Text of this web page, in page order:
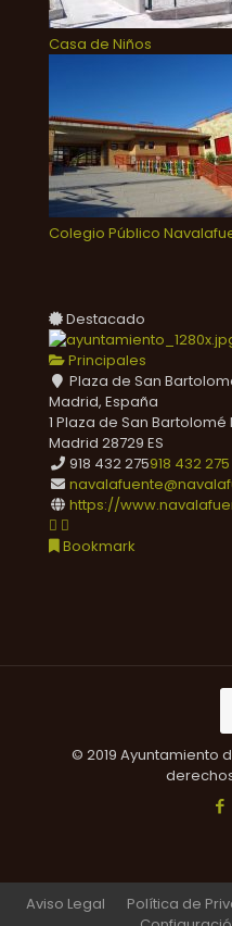
Casa de Niños
Colegio Público
Destacado
Principales
Plaza de San
Madrid, España
1 Plaza de San Bartolomé
Madrid 28729 ES
918 432 275918 432 275
https://
Bookmark
© 2019 Ayuntamiento
Aviso Legal Política de